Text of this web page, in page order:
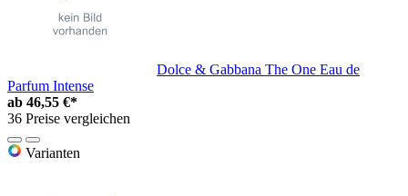
Dolce & Gabbana The One Eau de
Parfum Intense
ab 46,55 €*
36 Preise vergleichen
Varianten